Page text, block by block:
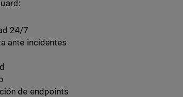
24/7
ante incidentes
de endpoints